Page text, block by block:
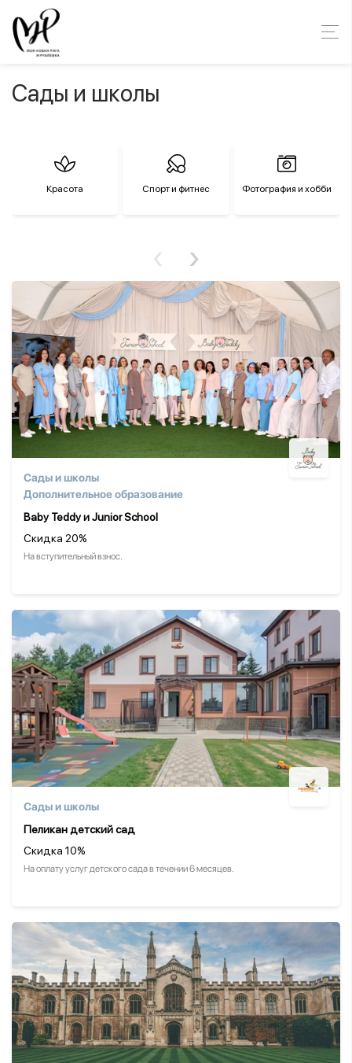
Сады и школы
Красота Спорт и фитнес Фотография и хобби
‹ ›
Сады и школы
Дополнительное образование
Baby Teddy и Junior School
Скидка 20%
На вступительный взнос.
Сады и школы
Пеликан детский сад
Скидка 10%
На оплату услуг детского сада в течении 6 месяцев.